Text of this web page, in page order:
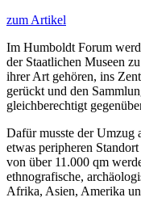
zum Artikel
Im Humboldt Forum
der Staatlichen Museen
ihrer Art gehören, ins
gerückt und den
gleichberechtigt
Dafür musste der Umzug
etwas peripheren
von über 11.000 qm
ethnografische,
Afrika, Asien, Amerika